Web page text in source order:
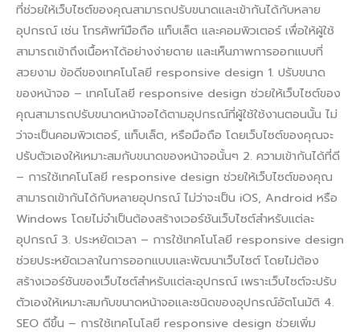
ที่ช่วยให้เว็บไซต์ของคุณสามารถปรับขนาดและเข้ากันได้กับหลาย
อุปกรณ์ เช่น โทรศัพท์มือถือ แท็บเล็ต และคอมพิวเตอร์ เพื่อให้ผู้ใช้
สามารถเข้าถึงเนื้อหาได้อย่างง่ายดาย และเห็นภาพการออกแบบที่
สวยงาม ข้อดีของเทคโนโลยี responsive design 1. ปรับขนาด
ของหน้าจอ – เทคโนโลยี responsive design ช่วยให้เว็บไซต์ของ
คุณสามารถปรับขนาดหน้าจอได้ตามอุปกรณ์ที่ผู้ใช้ใช้งานตอนนั้น ไม่
ว่าจะเป็นคอมพิวเตอร์, แท็บเล็ต, หรือมือถือ โดยเว็บไซต์ของคุณจะ
ปรับตัวเองให้เหมาะสมกับขนาดของหน้าจอนั้นๆ 2. ความเข้ากันได้ที่ดี
– การใช้เทคโนโลยี responsive design ช่วยให้เว็บไซต์ของคุณ
สามารถเข้ากันได้กับหลายอุปกรณ์ ไม่ว่าจะเป็น iOS, Android หรือ
Windows โดยไม่จำเป็นต้องสร้างเวอร์ชันเว็บไซต์สำหรับแต่ละ
อุปกรณ์ 3. ประหยัดเวลา – การใช้เทคโนโลยี responsive design
ช่วยประหยัดเวลาในการออกแบบและพัฒนาเว็บไซต์ โดยไม่ต้อง
สร้างเวอร์ชันของเว็บไซต์สำหรับแต่ละอุปกรณ์ เพราะเว็บไซต์จะปรับ
ตัวเองให้เหมาะสมกับขนาดหน้าจอและชนิดของอุปกรณ์อัตโนมัติ 4.
SEO ดีขึ้น – การใช้เทคโนโลยี responsive design ช่วยเพิ่ม